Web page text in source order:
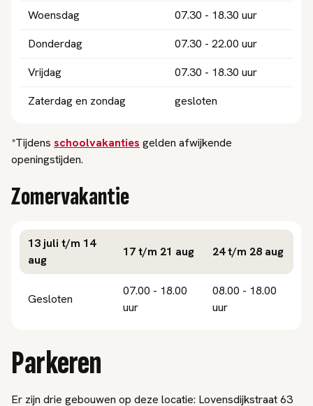
Woensdag
07.30 - 18.30 uur
Donderdag
07.30 - 22.00 uur
Vrijdag
07.30 - 18.30 uur
Zaterdag en zondag
gesloten
*Tijdens schoolvakanties gelden afwijkende
openingstijden.
Zomervakantie
13 juli t/m 14
aug
17 t/m 21 aug 24 t/m 28 aug
Gesloten
07.00 - 18.00
uur
08.00 - 18.00
uur
Parkeren
Er zijn drie gebouwen op deze locatie: Lovensdijkstraat 63